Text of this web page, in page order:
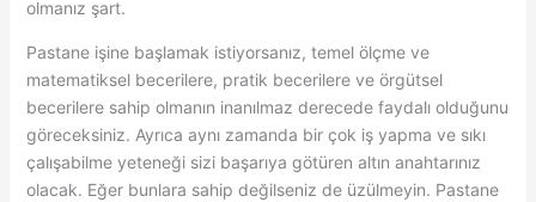
olmanız şart.
Pastane işine başlamak istiyorsanız, temel ölçme ve
matematiksel becerilere, pratik becerilere ve örgütsel
becerilere sahip olmanın inanılmaz derecede faydalı olduğunu
göreceksiniz. Ayrıca aynı zamanda bir çok iş yapma ve sıkı
çalışabilme yeteneği sizi başarıya götüren altın anahtarınız
olacak. Eğer bunlara sahip değilseniz de üzülmeyin. Pastane